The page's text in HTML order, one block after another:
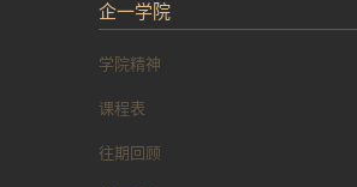
企一学院
学院精神
课程表
往期回顾